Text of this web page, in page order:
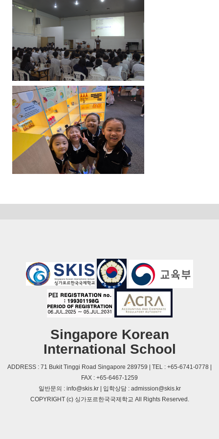
Singapore Korean
International School
ADDRESS : 71 Bukit Tinggi Road Singapore 289759 | TEL : +65-6741-0778 |
FAX : +65-6467-1259
일반문의 : info@skis.kr | 입학상담 : admission@skis.kr
COPYRIGHT (c) 싱가포르한국국제학교 All Rights Reserved.